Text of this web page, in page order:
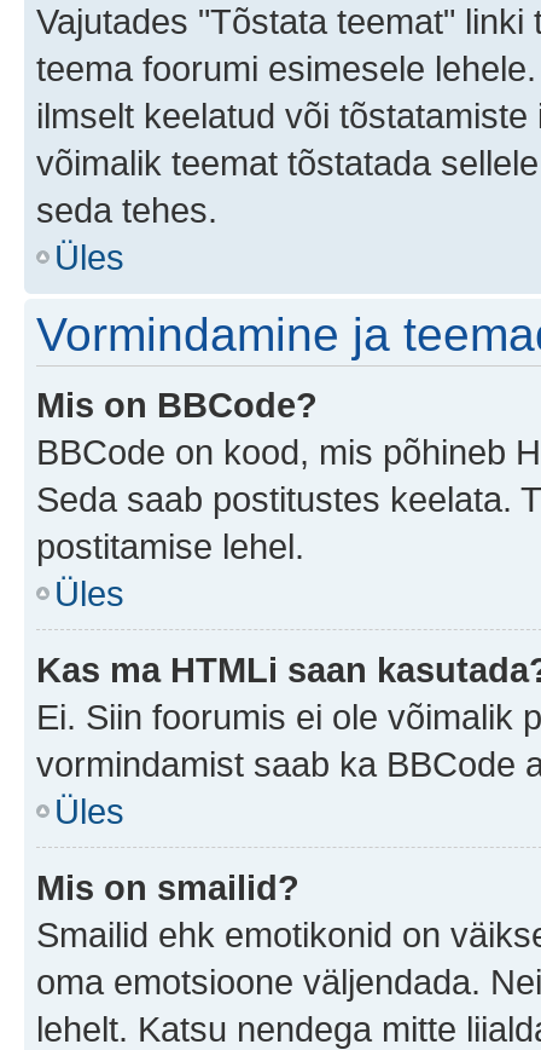
Vajutades "Tõstata teemat"
teema foorumi esimesele
ilmselt keelatud või
võimalik teemat tõstatada
seda tehes.
Üles
Vormindamine ja
Mis on BBCode?
BBCode on kood, mis põhineb
Seda saab postitustes keelata.
postitamise lehel.
Üles
Kas ma HTMLi saan
Ei. Siin foorumis ei ole võimalik
vormindamist saab ka BBCode
Üles
Mis on smailid?
Smailid ehk emotikonid on
oma emotsioone väljendada.
lehelt. Katsu nendega mitte